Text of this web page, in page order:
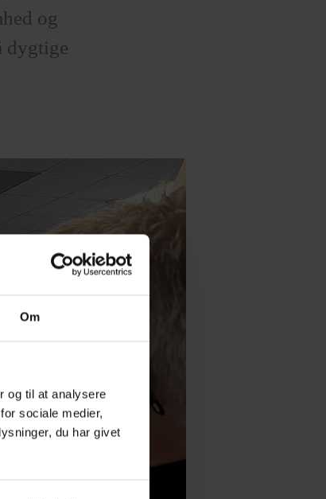
Om
og til at analysere
sociale medier,
du har givet
og
dygtige